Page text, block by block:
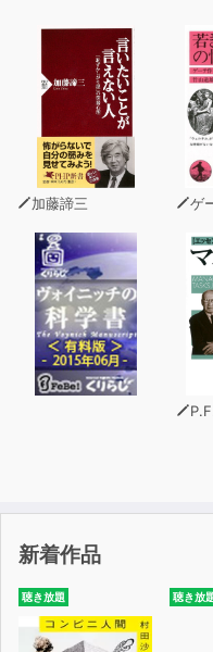
本作品ではカラダのコ
戻すための方法をご紹介
カラダのコンディショ
ォーマンスも上がりま
体重を落とすだけでな
しかも本作品で紹介さ
ングやカロリー計算や
本作で紹介されている
の人から
上野氏のもとに「人生
根本的にカラダの状態
本作のプログラムで体
前進させてみませんか？
加藤諦三 ゲ
新着作品
聴き放題 聴き放